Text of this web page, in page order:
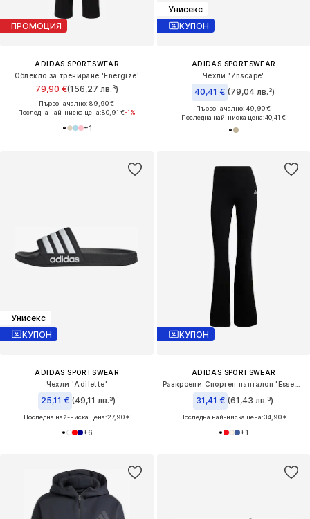
ПРОМОЦИЯ
ADIDAS SPORTSWEAR
Облекло за трениране 'Energize'
79,90 €(156,27 лв.³)
Първоначално: 89,90 €
Последна най-ниска цена:80,91 €-1%
+1
Унисекс
КУПОН
ADIDAS SPORTSWEAR
Чехли 'Znscape'
40,41 € (79,04 лв.³)
Първоначално: 49,90 €
Последна най-ниска цена:40,41 €
Унисекс
КУПОН
ADIDAS SPORTSWEAR
Чехли 'Adilette'
25,11 € (49,11 лв.³)
Последна най-ниска цена:27,90 €
+6
КУПОН
ADIDAS SPORTSWEAR
31,41 € (61,43 лв.³)
Последна най-ниска цена:34,90 €
+1